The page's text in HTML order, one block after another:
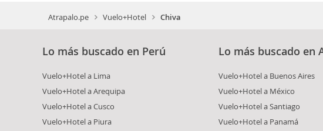
Atrapalo.pe Vuelo+Hotel Chiva
Lo más buscado en Perú
Vuelo+Hotel a Lima
Vuelo+Hotel a Arequipa
Vuelo+Hotel a Cusco
Vuelo+Hotel a Piura
Lo más buscado en
Vuelo+Hotel a Buenos Aires
Vuelo+Hotel a México
Vuelo+Hotel a Santiago
Vuelo+Hotel a Panamá